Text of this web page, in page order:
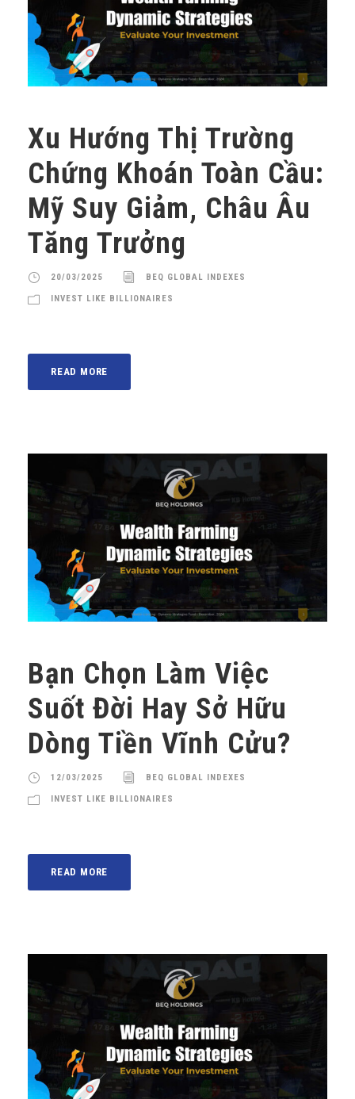
Xu Hướng Thị Trường
Chứng Khoán Toàn Cầu:
Mỹ Suy Giảm, Châu Âu
Tăng Trưởng
20/03/2025 BEQ GLOBAL INDEXES
INVEST LIKE BILLIONAIRES
READ MORE
Bạn Chọn Làm Việc
Suốt Đời Hay Sở Hữu
Dòng Tiền Vĩnh Cửu?
12/03/2025 BEQ GLOBAL INDEXES
INVEST LIKE BILLIONAIRES
READ MORE